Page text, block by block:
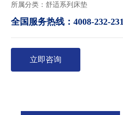
所属分类：舒适系列床垫
全国服务热线：4008-232-231
立即咨询